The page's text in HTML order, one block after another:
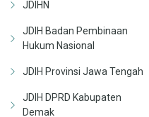
JDIHN
JDIH Badan Pembinaan
Hukum Nasional
JDIH Provinsi Jawa Tengah
JDIH DPRD Kabupaten
Demak